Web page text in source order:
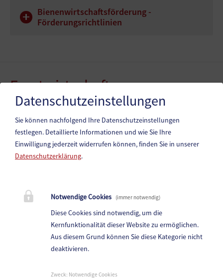
Bienenwirtschaftsförderung -
Förderungsrichtlinien
Forstwirtschaft
Forstwirtschaft in unserer Gemeinde
Hauptstraße 83, 9711 Paternion
Telefon:+43 (4245) 28 88 0
Fax: +43 (4245) 28 88 - 40
E-Mail:paternion@ktn.gde.at
Parteienverkehr:
Datenschutzeinstellungen
Sie können nachfolgend Ihre Datenschutzeinstellungen
festlegen. Detaillierte Informationen und wie Sie Ihre
Einwilligung jederzeit widerrufen können, finden Sie in unserer
Datenschutzerklärung.
Notwendige Cookies (immer notwendig)
Diese Cookies sind notwendig, um die
Kernfunktionalität dieser Website zu ermöglichen.
Aus diesem Grund können Sie diese Kategorie nicht
deaktivieren.
Zweck: Notwendige Cookies